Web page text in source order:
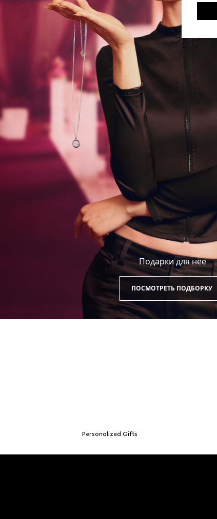
Подарки для нее
ПОСМОТРЕТЬ ПОДБОРКУ
Personalized Gifts